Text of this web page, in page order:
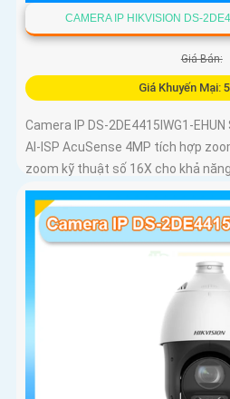
CAMERA IP HIKVISION DS-
Giá Bán:
Giá Khuyến Mại:
Camera IP DS-2DE4415IWG1-
AI-ISP AcuSense 4MP tích hợp
zoom kỹ thuật số 16X cho khả
khoảng cách xa, AI AcuSense
tiện hỗ trợ chụp đồng thời tối đa 5